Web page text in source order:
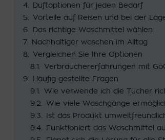
4. Duftoptionen für jeden Bedarf
5. Vorteile auf Reisen und bei der
6. Das richtige Waschmittel wählen
7. Nachhaltiger waschen im Alltag
8. Vergleichen Sie Ihre Optionen
8.1. Verbrauchererfahrungen mit
9. Häufig gestellte Fragen
9.1. Wie verwende ich die Tücher
9.2. Wie viele Waschgänge
9.3. Ist das Produkt
9.4. Funktioniert das Waschmittel